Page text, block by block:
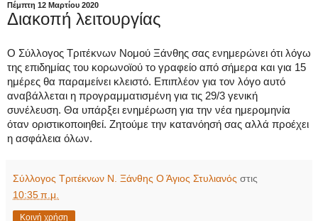
Πέμπτη 12 Μαρτίου 2020
Διακοπή λειτουργίας
Ο Σύλλογος Τριτέκνων Νομού Ξάνθης σας ενημερώνει ότι λόγω
της επιδημίας του κορωνοϊού το γραφείο από σήμερα και για 15
ημέρες θα παραμείνει κλειστό. Επιπλέον για τον λόγο αυτό
αναβάλλεται η προγραμματισμένη για τις 29/3 γενική
συνέλευση. Θα υπάρξει ενημέρωση για την νέα ημερομηνία
όταν οριστικοποιηθεί. Ζητούμε την κατανόησή σας αλλά προέχει
η ασφάλεια όλων.
Σύλλογος Τριτέκνων Ν. Ξάνθης Ο Άγιος Στυλιανός στις
10:35 π.μ.
Κοινή χρήση